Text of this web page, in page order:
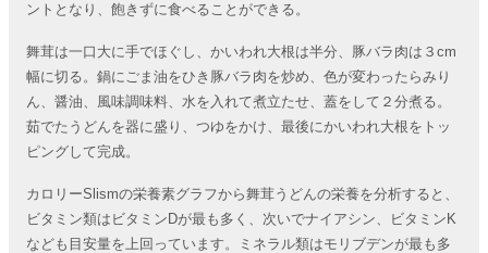
ントとなり、飽きずに食べることができる。
舞茸は一口大に手でほぐし、かいわれ大根は半分、豚バラ肉は３cm
幅に切る。鍋にごま油をひき豚バラ肉を炒め、色が変わったらみり
ん、醤油、風味調味料、水を入れて煮立たせ、蓋をして２分煮る。
茹でたうどんを器に盛り、つゆをかけ、最後にかいわれ大根をトッ
ピングして完成。
カロリーSlismの栄養素グラフから舞茸うどんの栄養を分析すると、
ビタミン類はビタミンDが最も多く、次いでナイアシン、ビタミンK
なども目安量を上回っています。ミネラル類はモリブデンが最も多